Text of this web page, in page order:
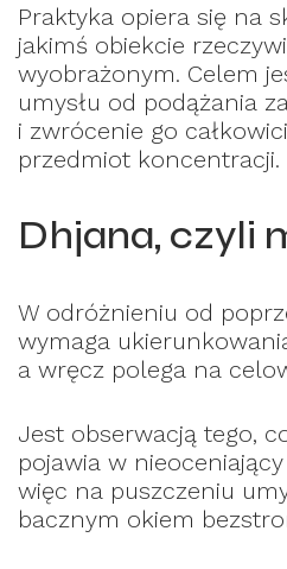
Praktyka opiera się na
jakimś obiekcie
wyobrażonym. Celem
umysłu od podążania
i zwrócenie go
przedmiot koncentracji.
Dhjana, czyli
W odróżnieniu od
wymaga
a wręcz polega na
Jest obserwacją tego,
pojawia w
więc na puszczeniu
bacznym okiem